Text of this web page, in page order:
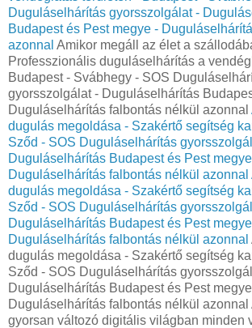
Duguláselhárítás gyorsszolgálat -
Budapest és Pest megye -
azonnal Amikor megáll az élet a
Professzionális duguláselhárítás a
Budapest - Svábhegy - SOS
gyorsszolgálat - Duguláselhárítás
Duguláselhárítás falbontás nélkül azonnal
dugulás megoldása - Szakértő segítség
Sződ - SOS Duguláselhárítás
Duguláselhárítás Budapest és Pest
Duguláselhárítás falbontás nélkül azonnal
dugulás megoldása - Szakértő segítség
Sződ - SOS Duguláselhárítás
Duguláselhárítás Budapest és Pest
Duguláselhárítás falbontás nélkül azonnal
dugulás megoldása - Szakértő segítség
Sződ - SOS Duguláselhárítás
Duguláselhárítás Budapest és Pest
Duguláselhárítás falbontás nélkül azonnal
gyorsan változó digitális világban minden